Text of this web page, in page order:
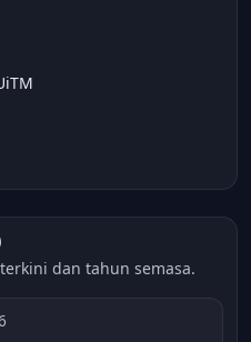
dan tahun semasa.